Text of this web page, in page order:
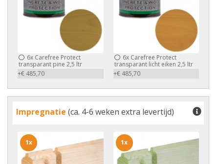
6x Carefree Protect
transparant pine 2,5 ltr
+€ 485,70
6xCarefree Protect
transparant licht eiken 2,5 ltr
+€ 485,70
Impregnatie (ca. 4-6 weken extra levertijd)
1x 1x